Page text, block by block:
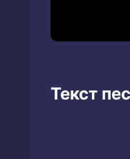
Текст